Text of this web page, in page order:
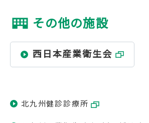
その他の施設
西日本産業衛生会
北九州健診診療所